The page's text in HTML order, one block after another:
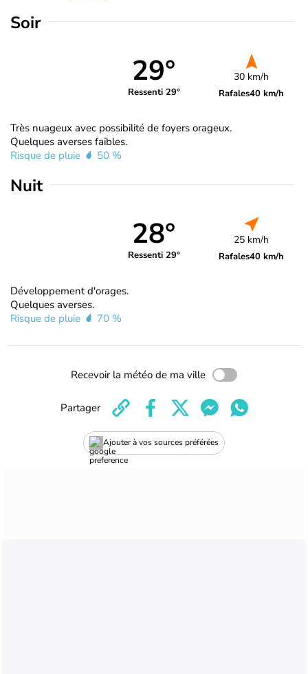
Soir
29°
Ressenti 29°
30 km/h
Rafales40 km/h
Très nuageux avec possibilité de foyers orageux.
Quelques averses faibles.
Risque de pluie
50 %
Nuit
28°
Ressenti 29°
25 km/h
Rafales40 km/h
Développement d'orages.
Quelques averses.
Risque de pluie
70 %
Recevoir la météo de ma ville
Ajouter à vos sources préférées
Partager